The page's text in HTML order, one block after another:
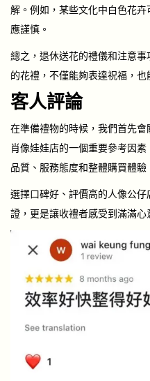
解。例如，某些文化中白色花
應謹慎。
總之，退休送花的禮儀和注意
的花禮，不僅能夠表達祝福，
客人評論
在準備禮物的時候，我們首先
肖像娃娃店的一個重要參考因
品質、服務態度和整體購買體驗
選擇口碑好、評價高的人像公
證，更是讓收禮者感受到滿滿心